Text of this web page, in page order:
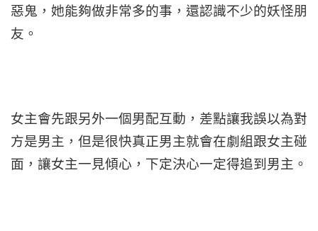
惡鬼，她能夠做非常多的事，還認識不少的妖怪朋
友。
女主會先跟另外一個男配互動，差點讓我誤以為對
方是男主，但是很快真正男主就會在劇組跟女主碰
面，讓女主一見傾心，下定決心一定得追到男主。